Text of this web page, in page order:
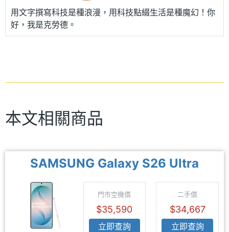
用文字撰寫科技是種浪漫，用科技點綴生活是種魔幻！你
好，我是克勞德。
本文相關商品
SAMSUNG Galaxy S26 Ultra
門市空機價
$35,590
立即查詢
二手價
$34,667
立即查詢